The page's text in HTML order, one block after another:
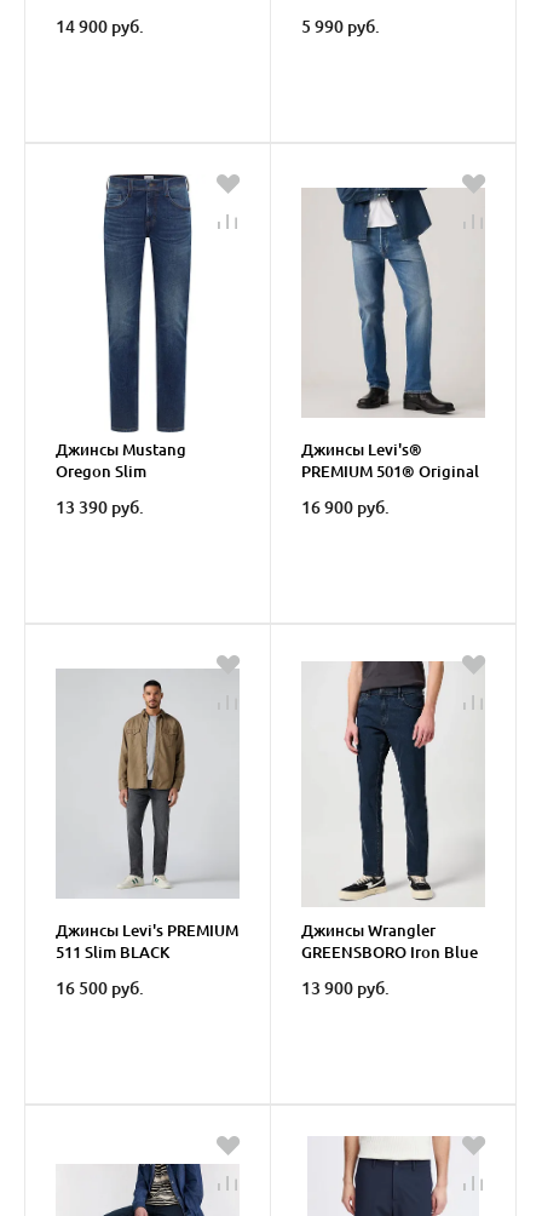
14 900 руб. 5 990 руб.
Джинсы Mustang
Oregon Slim
13 390 руб.
Джинсы Levi's®
PREMIUM 501® Original
16 900 руб.
Джинсы Levi's PREMIUM
511 Slim BLACK
16 500 руб.
Джинсы Wrangler
GREENSBORO Iron Blue
13 900 руб.